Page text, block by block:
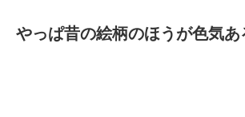
やっぱ昔の絵柄のほうが色気あ